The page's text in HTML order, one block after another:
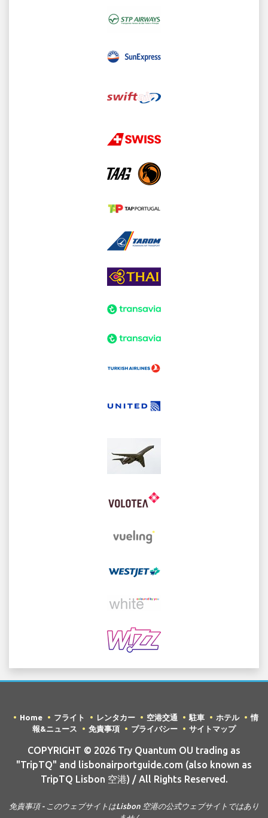
Home フライト レンタカー 空港交通 駐車 ホテル
情
報&ニュース
免責事項 プライバシー サイトマップ
COPYRIGHT © 2026 Try Quantum OU trading as
"TripTQ" and lisbonairportguide.com (also known as
TripTQ Lisbon 空港) / All Rights Reserved.
免責事項 - このウェブサイトはLisbon 空港の公式ウェブサイトではあり